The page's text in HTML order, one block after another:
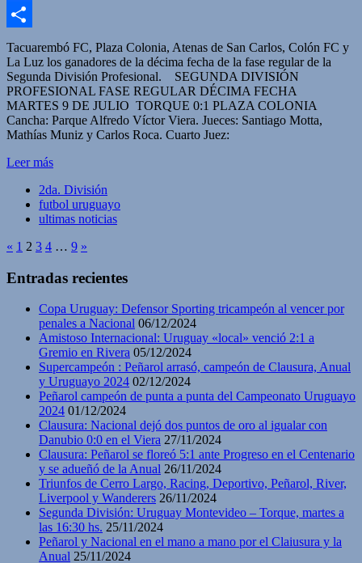
Facebook
Compartir
Tacuarembó FC, Plaza Colonia, Atenas de San Carlos, Colón FC y
La Luz los ganadores de la décima fecha de la fase regular de la
Segunda División Profesional. SEGUNDA DIVISIÓN
PROFESIONAL FASE REGULAR DÉCIMA FECHA
MARTES 9 DE JULIO TORQUE 0:1 PLAZA COLONIA
Cancha: Parque Alfredo Víctor Viera. Jueces: Santiago Motta,
Mathías Muniz y Carlos Roca. Cuarto Juez:
Leer más
2da. División
futbol uruguayo
ultimas noticias
« 1 2 3 4 … 9 »
Entradas recientes
Copa Uruguay: Defensor Sporting tricampeón al vencer por
penales a Nacional 06/12/2024
Amistoso Internacional: Uruguay «local» venció 2:1 a
Gremio en Rivera 05/12/2024
Supercampeón : Peñarol arrasó, campeón de Clausura, Anual
y Uruguayo 2024 02/12/2024
Peñarol campeón de punta a punta del Campeonato Uruguayo
2024 01/12/2024
Clausura: Nacional dejó dos puntos de oro al igualar con
Danubio 0:0 en el Viera 27/11/2024
Clausura: Peñarol se floreó 5:1 ante Progreso en el Centenario
y se adueñó de la Anual 26/11/2024
Triunfos de Cerro Largo, Racing, Deportivo, Peñarol, River,
Liverpool y Wanderers 26/11/2024
Segunda División: Uruguay Montevideo – Torque, martes a
las 16:30 hs. 25/11/2024
Peñarol y Nacional en el mano a mano por el Claiusura y la
Anual 25/11/2024